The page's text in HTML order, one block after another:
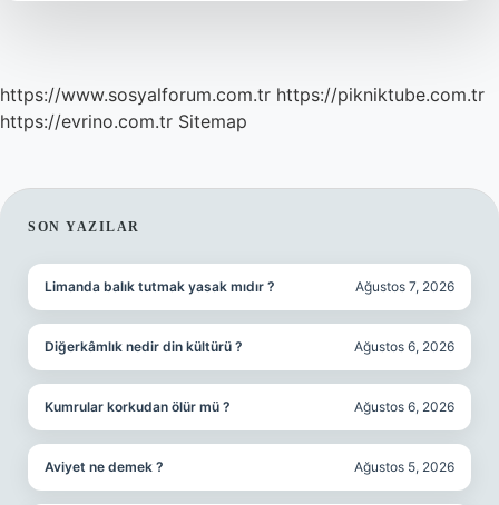
https://www.sosyalforum.com.tr https://pikniktube.com.tr
https://evrino.com.tr Sitemap
SIDEBAR
SON YAZILAR
Limanda balık tutmak yasak mıdır ? Ağustos 7, 2026
Diğerkâmlık nedir din kültürü ? Ağustos 6, 2026
Kumrular korkudan ölür mü ? Ağustos 6, 2026
Aviyet ne demek ? Ağustos 5, 2026